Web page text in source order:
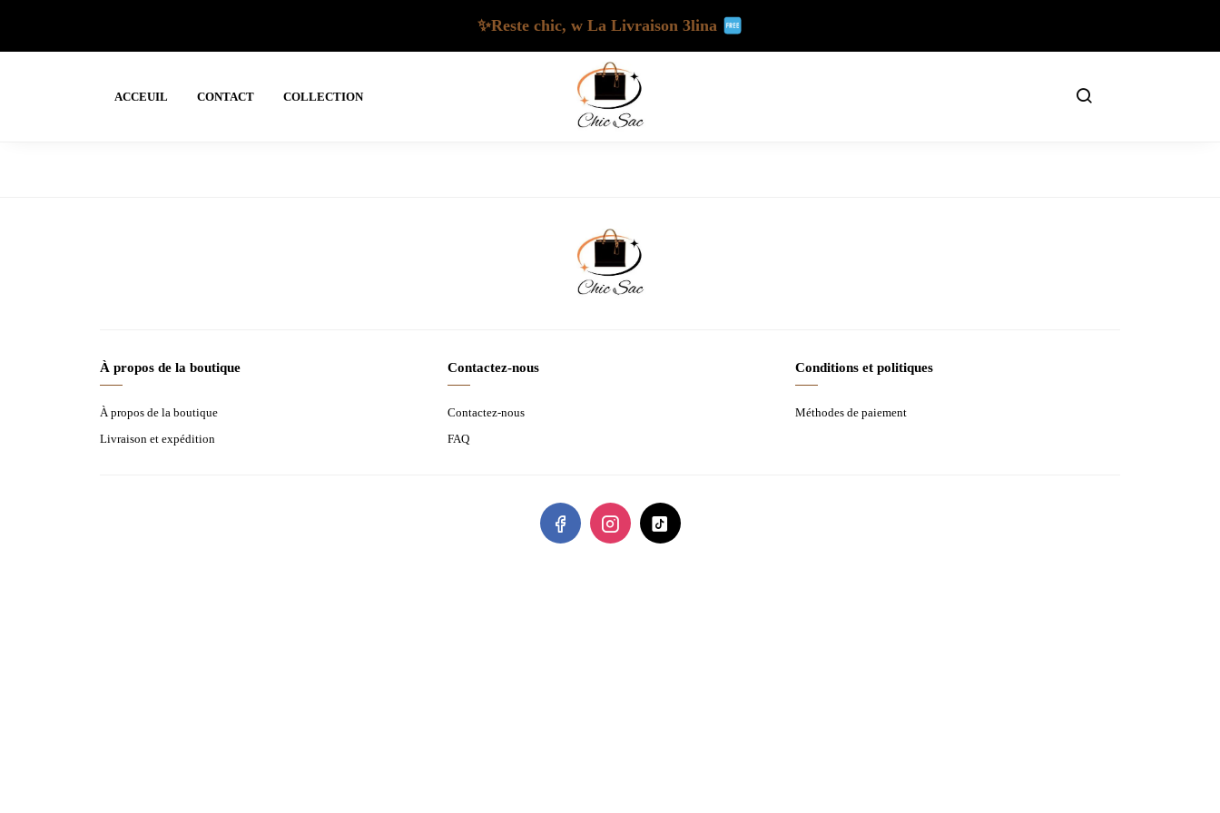
✨Reste chic, w La Livraison 3lina
ACCEUIL CONTACT COLLECTION
À propos de la boutique
À propos de la boutique
Livraison et expédition
Contactez-nous
Contactez-nous
FAQ
Conditions et politiques
Méthodes de paiement